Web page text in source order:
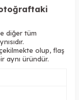
diğer tüm
olup, flaş
aynı üründür.